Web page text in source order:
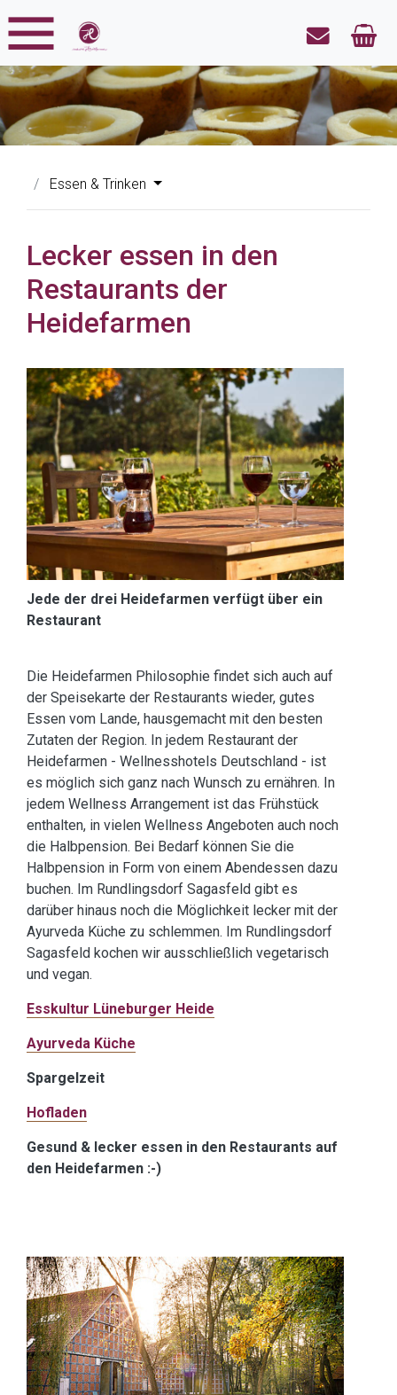
Essen & Trinken
Lecker essen in den
Restaurants der
Heidefarmen
Jede der drei Heidefarmen verfügt über ein
Restaurant
Die Heidefarmen Philosophie findet sich auch auf
der Speisekarte der Restaurants wieder, gutes
Essen vom Lande, hausgemacht mit den besten
Zutaten der Region. In jedem Restaurant der
Heidefarmen - Wellnesshotels Deutschland - ist
es möglich sich ganz nach Wunsch zu ernähren. In
jedem Wellness Arrangement ist das Frühstück
enthalten, in vielen Wellness Angeboten auch noch
die Halbpension. Bei Bedarf können Sie die
Halbpension in Form von einem Abendessen dazu
buchen. Im Rundlingsdorf Sagasfeld gibt es
darüber hinaus noch die Möglichkeit lecker mit der
Ayurveda Küche zu schlemmen. Im Rundlingsdorf
Sagasfeld kochen wir ausschließlich vegetarisch
und vegan.
Esskultur Lüneburger Heide
Ayurveda Küche
Spargelzeit
Hofladen
Gesund & lecker essen in den Restaurants auf
den Heidefarmen :-)